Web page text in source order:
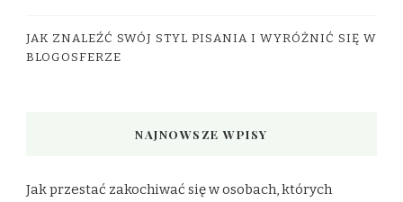
JAK ZNALEŹĆ SWÓJ STYL PISANIA I WYRÓŻNIĆ SIĘ W
BLOGOSFERZE
NAJNOWSZE WPISY
Jak przestać zakochiwać się w osobach, których